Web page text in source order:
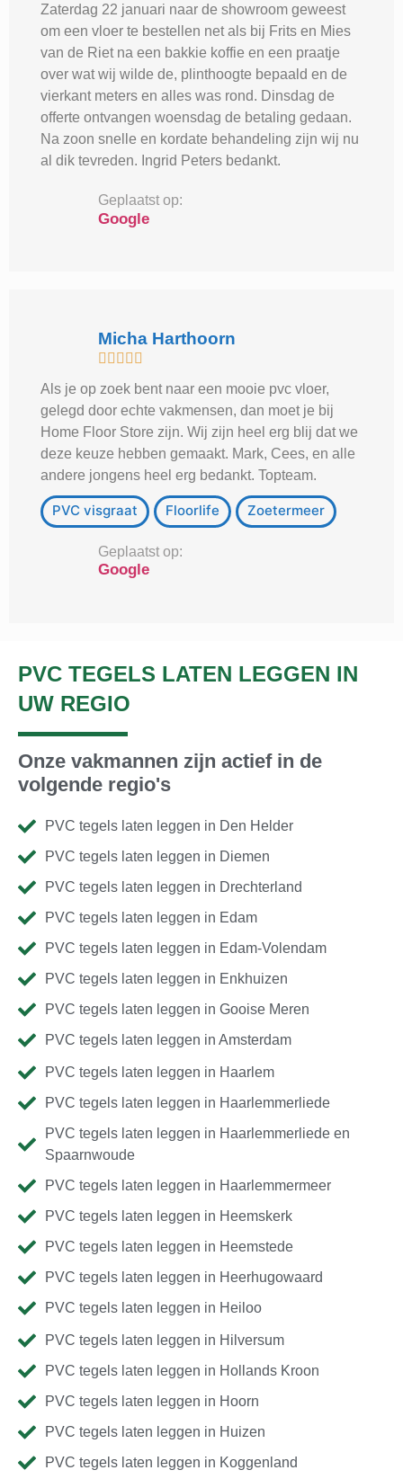
Zaterdag 22 januari naar de showroom geweest
om een vloer te bestellen net als bij Frits en Mies
van de Riet na een bakkie koffie en een praatje
over wat wij wilde de, plinthoogte bepaald en de
vierkant meters en alles was rond. Dinsdag de
offerte ontvangen woensdag de betaling gedaan.
Na zoon snelle en kordate behandeling zijn wij nu
al dik tevreden. Ingrid Peters bedankt.
Geplaatst op:
Google
Micha Harthoorn
    
Als je op zoek bent naar een mooie pvc vloer,
gelegd door echte vakmensen, dan moet je bij
Home Floor Store zijn. Wij zijn heel erg blij dat we
deze keuze hebben gemaakt. Mark, Cees, en alle
andere jongens heel erg bedankt. Topteam.
PVC visgraat Floorlife Zoetermeer
Geplaatst op:
Google
PVC TEGELS LATEN LEGGEN IN
UW REGIO
Onze vakmannen zijn actief in de
volgende regio's
PVC tegels laten leggen in Den Helder
PVC tegels laten leggen in Diemen
PVC tegels laten leggen in Drechterland
PVC tegels laten leggen in Edam
PVC tegels laten leggen in Edam-Volendam
PVC tegels laten leggen in Enkhuizen
PVC tegels laten leggen in Gooise Meren
PVC tegels laten leggen in Amsterdam
PVC tegels laten leggen in Haarlem
PVC tegels laten leggen in Haarlemmerliede
PVC tegels laten leggen in Haarlemmerliede en
Spaarnwoude
PVC tegels laten leggen in Haarlemmermeer
PVC tegels laten leggen in Heemskerk
PVC tegels laten leggen in Heemstede
PVC tegels laten leggen in Heerhugowaard
PVC tegels laten leggen in Heiloo
PVC tegels laten leggen in Hilversum
PVC tegels laten leggen in Hollands Kroon
PVC tegels laten leggen in Hoorn
PVC tegels laten leggen in Huizen
PVC tegels laten leggen in Koggenland